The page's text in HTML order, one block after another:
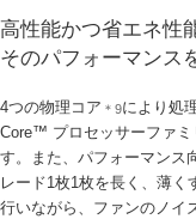
高性能かつ省エネ性
そのパフォーマンス
4つの物理コア ＊9により処
Core™ プロセッサーファミ
す。また、パフォーマンス
レード1枚1枚を長く、薄く
行いながら、ファンのノイ